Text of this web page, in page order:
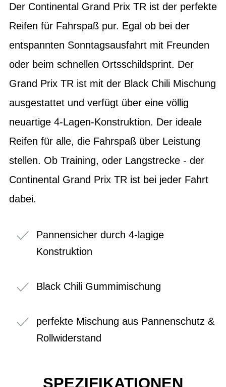
Der Continental Grand Prix TR ist der perfekte
Reifen für Fahrspaß pur. Egal ob bei der
entspannten Sonntagsausfahrt mit Freunden
oder beim schnellen Ortsschildsprint. Der
Grand Prix TR ist mit der Black Chili Mischung
ausgestattet und verfügt über eine völlig
neuartige 4-Lagen-Konstruktion. Der ideale
Reifen für alle, die Fahrspaß über Leistung
stellen. Ob Training, oder Langstrecke - der
Continental Grand Prix TR ist bei jeder Fahrt
dabei.
Pannensicher durch 4-lagige
Konstruktion
Black Chili Gummimischung
perfekte Mischung aus Pannenschutz &
Rollwiderstand
SPEZIFIKATIONEN